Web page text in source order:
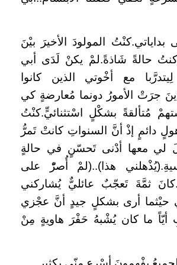
بداياتي.كنْتُ المولودَ الأخيرَ بيْنَ
حالةً شَاذةً.لمْ يكنْ لَدَى أبي
مع أخْوتي الذين كانوا
جرَتْ الأمورُ دونما مُعارضةٍ كي
مُتألقةً بشكْلٍ اسْتثنائيٍّ.كنْتُ
دائمٍ إذْ أنَّ السنواتِ كانتْ تَمرُّ
لي معها أدْنى تَحسّنٍ في حالةٍ
هذا)..(لمْ أُصرّْ على
ثمَّةَ تَعجّبٌ عائليٌّ يُشاركني
حيْثما أرى بشكلٍ جيدٍ أنَّ عجْزي
أيّاً ما كان يُشْبهُ حَفْرَ هاويةٍ مِنْ